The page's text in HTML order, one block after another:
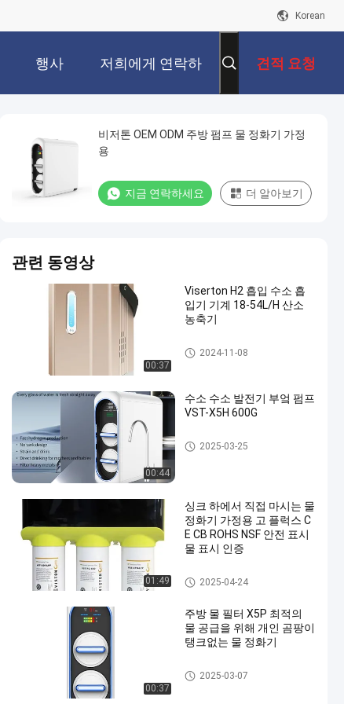
Korean
행사 저희에게 연락하
십시오
견적 요청
비저톤 OEM ODM 주방 펌프 물 정화기 가정
용
지금 연락하세요 더 알아보기
관련 동영상
00:37
Viserton H2 흡입 수소 흡
입기 기계 18-54L/H 산소
농축기
수소 흡입기 기계
2024-11-08
00:44
수소 수소 발전기 부엌 펌프
VST-X5H 600G
언더싱크 정수기
2025-03-25
01:49
싱크 하에서 직접 마시는 물
정화기 가정용 고 플럭스 C
E CB ROHS NSF 안전 표시
물 표시 인증
언더싱크 정수기
2025-04-24
00:37
주방 물 필터 X5P 최적의
물 공급을 위해 개인 곰팡이
탱크없는 물 정화기
언더싱크 정수기
2025-03-07